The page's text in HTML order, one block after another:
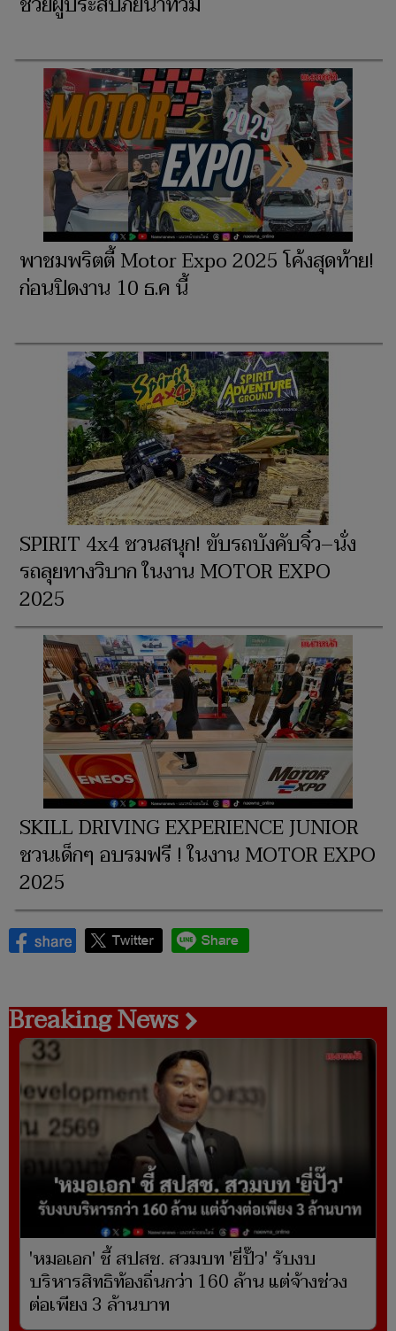
พาชมพริตตี้ Motor Expo 2025 โค้งสุดท้าย!
ก่อนปิดงาน 10 ธ.ค นี้
SPIRIT 4x4 ชวนสนุก! ขับรถบังคับจิ๋ว–นั่ง
รถลุยทางวิบาก ในงาน MOTOR EXPO
2025
SKILL DRIVING EXPERIENCE JUNIOR
ชวนเด็กๆ อบรมฟรี ! ในงาน MOTOR EXPO
2025
Breaking News
'หมอเอก' ชี้ สปสช. สวมบท 'ยี่ปั๊ว' รับงบ
บริหารสิทธิท้องถิ่นกว่า 160 ล้าน แต่จ้างช่วง
ต่อเพียง 3 ล้านบาท